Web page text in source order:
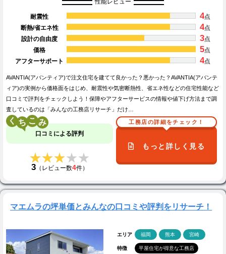
耐震性 4点
断熱/省エネ性
4点
設計の自由度
3点
価格
5点
アフターサポート
4点
AVANTIA(アバンティア)で注文住宅を建てて良かった？悪かった？AVANTIA(アバンテ
ィア)の実例から価格面をはじめ、耐震性や気密断熱性、省エネ性などの住宅性能など
口コミで評判をチェックしよう！保障やアフターサービスの情報や値下げ方法まで調
査しているのは「みんなの工務店リサーチ」だけ…
く こ
口コミによる評判
★★★★★
★★★★★
3（レビュー数4件）
工務店の詳細をチェック！
もっと詳しく見る
マエムラの坪単価とみんなの口コミや評判をリサーチ！
エリア 福岡 熊本 宮崎
特徴 平屋住宅が得意な工務店